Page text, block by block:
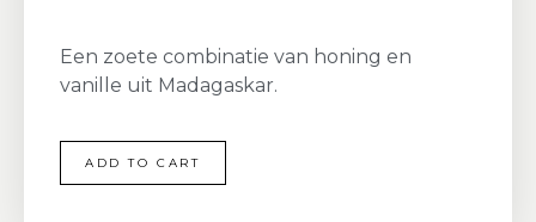
Een zoete combinatie van honing en
vanille uit Madagaskar.
ADD TO CART